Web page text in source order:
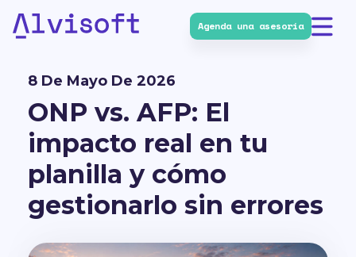
Agenda una asesoría
8 De Mayo De 2026
ONP vs. AFP: El
impacto real en tu
planilla y cómo
gestionarlo sin errores